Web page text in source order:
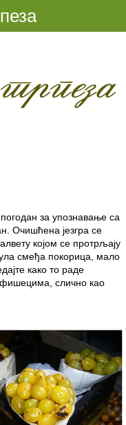
за упознавање са
Очишћена језгра се
којом се протрљају
смеђа покорица, мало
како то раде
фишецима, слично као